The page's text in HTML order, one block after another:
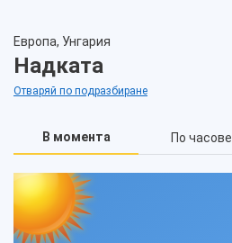
Европа, Унгария
Надката
Отваряй по подразбиране
В момента По часове